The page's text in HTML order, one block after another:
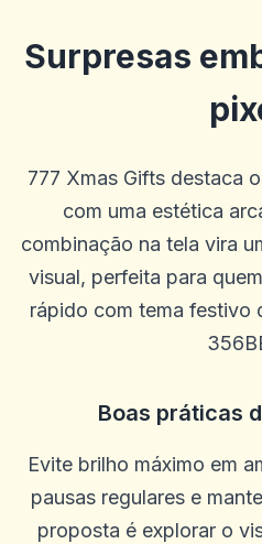
Surpresas
777 Xmas Gifts destaca
com uma estética
combinação na tela vira
visual, perfeita para
rápido com tema festivo
Boas práticas
Evite brilho máximo em
pausas regulares e
proposta é explorar o
2025-10-22 03:17:18
0 0
W
Will
Ótimo atendimento ao cliente